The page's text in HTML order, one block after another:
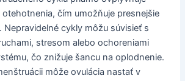
čím umožňuje presnejšie
cykly môžu súvisieť s
stresom alebo ochoreniami
čo znižuje šancu na oplodnenie.
môže ovulácia nastať v